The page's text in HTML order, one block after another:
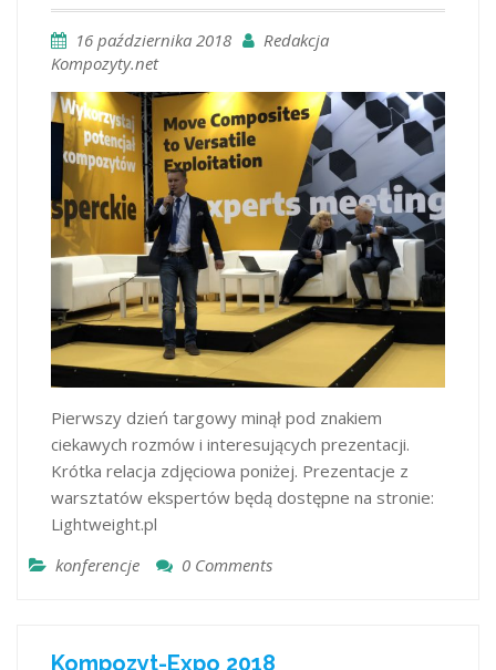
16 października 2018
Redakcja
Kompozyty.net
Pierwszy dzień targowy minął pod znakiem
ciekawych rozmów i interesujących prezentacji.
Krótka relacja zdjęciowa poniżej. Prezentacje z
warsztatów ekspertów będą dostępne na stronie:
Lightweight.pl
konferencje
0 Comments
Kompozyt-Expo 2018